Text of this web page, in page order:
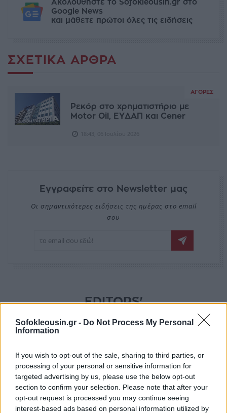
Sofokleousin.gr - Do Not Process My Personal
Information
If you wish to opt-out of the sale, sharing to third parties, or
processing of your personal or sensitive information for
targeted advertising by us, please use the below opt-out
section to confirm your selection. Please note that after your
opt-out request is processed you may continue seeing
interest-based ads based on personal information utilized by
Ακολουθήστε το Sofokleousin.gr στο
Google News
και μάθετε πρώτοι όλες τις ειδήσεις
ΣΧΕΤΙΚΆ ΆΡΘΡΑ
ΑΓΟΡΈΣ
Ρεκόρ στο χρηματιστήριο με
Motor Oil, ΕΥΔΑΠ και Cener
Εγγραφείτε στο Newsletter μας
Οι σημαντικότερες ειδήσεις της ημέρας στο email
σου
EDITORS'